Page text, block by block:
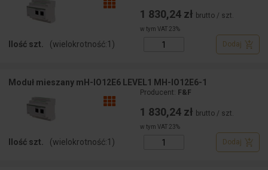
1 830,24 zł brutto / szt.
w tym VAT 23%
Ilość szt. (wielokrotność:1 ) Dodaj
Moduł mieszany mH-IO12E6 LEVEL1 MH-IO12E6-1
Producent: F&F
1 830,24 zł brutto / szt.
w tym VAT 23%
Ilość szt. (wielokrotność:1 ) Dodaj